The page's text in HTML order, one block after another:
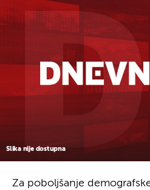
Slika nije dostupna
Za poboljšanje